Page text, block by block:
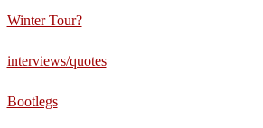
Winter Tour?
interviews/quotes
Bootlegs